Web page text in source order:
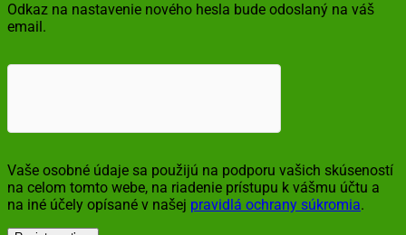
Odkaz na nastavenie nového hesla bude odoslaný na váš
email.
Vaše osobné údaje sa použijú na podporu vašich skúseností
na celom tomto webe, na riadenie prístupu k vášmu účtu a
na iné účely opísané v našej pravidlá ochrany súkromia.